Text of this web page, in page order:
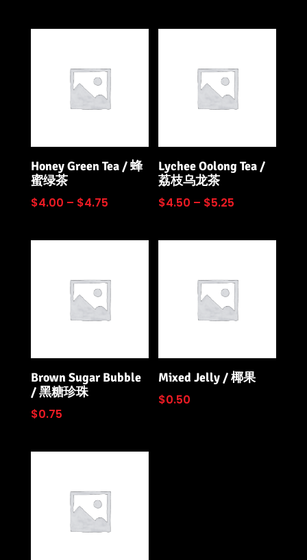
Honey Green Tea / 蜂
蜜绿茶
$4.00 – $4.75
Lychee Oolong Tea /
荔枝乌龙茶
$4.50 – $5.25
Brown Sugar Bubble
/ 黑糖珍珠
$0.75
Mixed Jelly / 椰果
$0.50